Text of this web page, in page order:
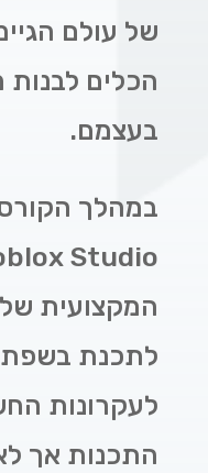
של עולם
הכלים
בעצמם.
במהלך
Studio
לתכנת בשפת
לעקרונות
התכנות אך